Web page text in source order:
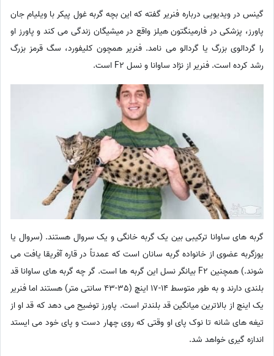
گینس در ویدیویی درباره فنریر گفته که این بچه گربه غول پیکر با ویلیام جان
پاورز، پزشکی در فارمینگتون هیلز واقع در میشیگان زندگی می کند و پاورز او
را گردالوی بزرگ یا گردالو می نامد. فنریر همچون کلیفورد، سگ قرمز بزرگ
رشد کرده است. فنریر از نژاد ساوانا و نسل F2 است.
گربه های ساوانا ترکیبی بین یک گربه خانگی و یک سروال هستند. (سروال یا
یوزگربه عضوی از خانواده گربه سانان است که عمدتاً در قاره آفریقا یافت می
شوند.) همچنین F2 بیانگر نسل این گربه ها است. گر چه گربه های ساوانا قد
بلندی دارند و به طور متوسط 14-17 اینچ (35-43 سانتی متر) هستند اما فنریر
یک اینچ از بالاترین میانگین قد بلندتر است. پاورز توضیح می دهد که قد او از
تیغه های شانه تا نوک پای او وقتی که روی چهار دست و پای خود می ایستد
اندازه گیری خواهد شد.